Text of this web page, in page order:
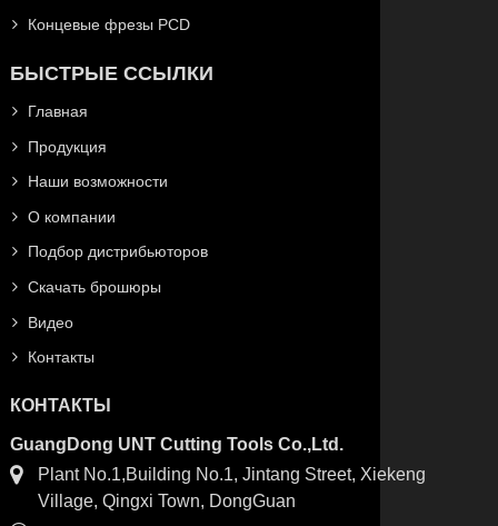
Концевые фрезы PCD
БЫСТРЫЕ ССЫЛКИ
Главная
Продукция
Наши возможности
О компании
Подбор дистрибьюторов
Скачать брошюры
Видео
Контакты
КОНТАКТЫ
GuangDong UNT Cutting Tools Co.,Ltd.
Plant No.1,Building No.1, Jintang Street, Xiekeng
Village, Qingxi Town, DongGuan